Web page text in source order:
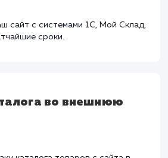
рассылки писем
товаров
(импорт)